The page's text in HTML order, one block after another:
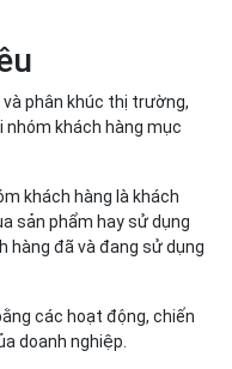
phân khúc thị trường,
nhóm khách hàng mục
khách hàng là khách
sản phẩm hay sử dụng
hàng đã và đang sử dụng
các hoạt động, chiến
doanh nghiệp.